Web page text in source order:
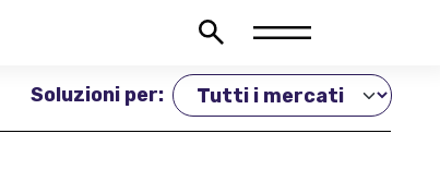
Soluzioni per: